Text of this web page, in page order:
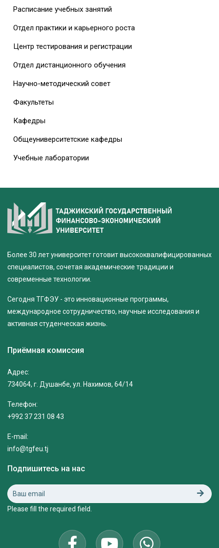
Расписание учебных занятий
Отдел практики и карьерного роста
Центр тестирования и регистрации
Отдел дистанционного обучения
Научно-методический совет
Факультеты
Кафедры
Общеуниверситетские кафедры
Учебные лаборатории
Более 30 лет университет готовит высококвалифицированных
специалистов, сочетая академические традиции и
современные технологии.
Сегодня ТГФЭУ - это инновационные программы,
международное сотрудничество, научные исследования и
активная студенческая жизнь.
Приёмная комиссия
Адрес:
734064, г. Душанбе, ул. Нахимов, 64/14
Телефон:
+992 37 231 08 43
E-mail:
info@tgfeu.tj
Подпишитесь на нас
Please fill the required field.